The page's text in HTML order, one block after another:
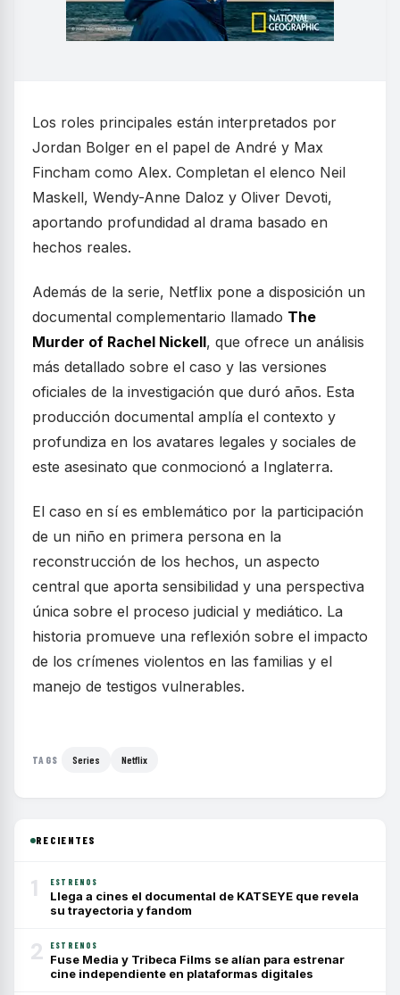
Los roles principales están interpretados por
Jordan Bolger en el papel de André y Max
Fincham como Alex. Completan el elenco Neil
Maskell, Wendy-Anne Daloz y Oliver Devoti,
aportando profundidad al drama basado en
hechos reales.
Además de la serie, Netflix pone a disposición un
documental complementario llamado The
Murder of Rachel Nickell, que ofrece un análisis
más detallado sobre el caso y las versiones
oficiales de la investigación que duró años. Esta
producción documental amplía el contexto y
profundiza en los avatares legales y sociales de
este asesinato que conmocionó a Inglaterra.
El caso en sí es emblemático por la participación
de un niño en primera persona en la
reconstrucción de los hechos, un aspecto
central que aporta sensibilidad y una perspectiva
única sobre el proceso judicial y mediático. La
historia promueve una reflexión sobre el impacto
de los crímenes violentos en las familias y el
manejo de testigos vulnerables.
TAGS Series Netflix
RECIENTES
1 ESTRENOS
Llega a cines el documental de KATSEYE que revela
su trayectoria y fandom
2 ESTRENOS
Fuse Media y Tribeca Films se alían para estrenar
cine independiente en plataformas digitales